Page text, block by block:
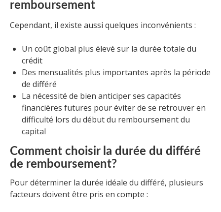
remboursement
Cependant, il existe aussi quelques inconvénients :
Un coût global plus élevé sur la durée totale du
crédit
Des mensualités plus importantes après la période
de différé
La nécessité de bien anticiper ses capacités
financières futures pour éviter de se retrouver en
difficulté lors du début du remboursement du
capital
Comment choisir la durée du différé
de remboursement?
Pour déterminer la durée idéale du différé, plusieurs
facteurs doivent être pris en compte :